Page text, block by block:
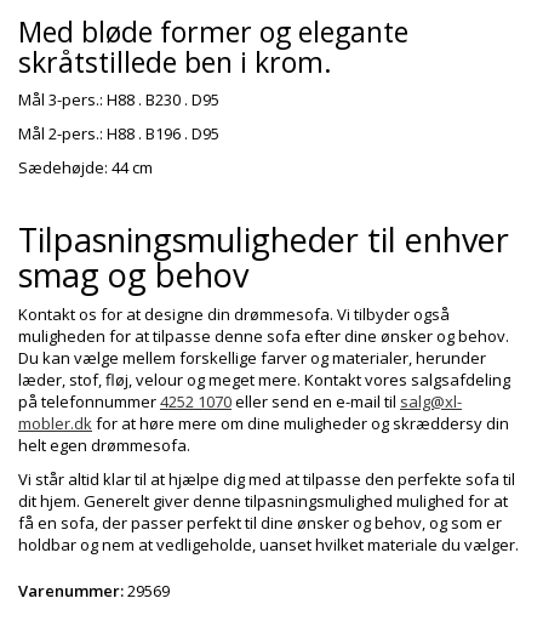
Med bløde former og elegante
skråtstillede ben i krom.
Mål 3-pers.: H88 . B230 . D95
Mål 2-pers.: H88 . B196 . D95
Sædehøjde: 44 cm
Tilpasningsmuligheder til enhver
smag og behov
Kontakt os for at designe din drømmesofa. Vi tilbyder også
muligheden for at tilpasse denne sofa efter dine ønsker og behov.
Du kan vælge mellem forskellige farver og materialer, herunder
læder, stof, fløj, velour og meget mere. Kontakt vores salgsafdeling
på telefonnummer4252 1070eller send en e-mail til salg@xl-
mobler.dkfor at høre mere om dine muligheder og skræddersy din
helt egen drømmesofa.
Vi står altid klar til at hjælpe dig med at tilpasse den perfekte sofa til
dit hjem. Generelt giver denne tilpasningsmulighed mulighed for at
få en sofa, der passer perfekt til dine ønsker og behov, og som er
holdbar og nem at vedligeholde, uanset hvilket materiale du vælger.
Varenummer:29569